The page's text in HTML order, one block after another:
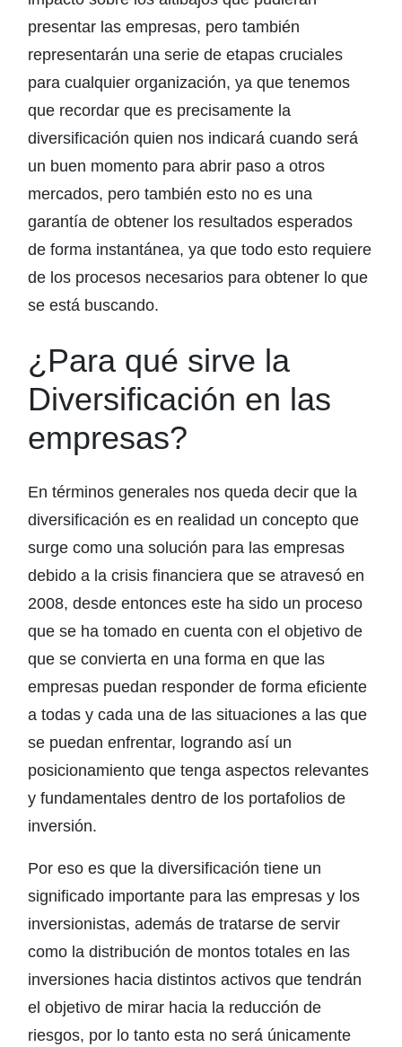
presentar las empresas, pero también
representarán una serie de etapas cruciales
para cualquier organización, ya que tenemos
que recordar que es precisamente la
diversificación quien nos indicará cuando será
un buen momento para abrir paso a otros
mercados, pero también esto no es una
garantía de obtener los resultados esperados
de forma instantánea, ya que todo esto requiere
de los procesos necesarios para obtener lo que
se está buscando.
¿Para qué sirve la
Diversificación en las
empresas?
En términos generales nos queda decir que la
diversificación es en realidad un concepto que
surge como una solución para las empresas
debido a la crisis financiera que se atravesó en
2008, desde entonces este ha sido un proceso
que se ha tomado en cuenta con el objetivo de
que se convierta en una forma en que las
empresas puedan responder de forma eficiente
a todas y cada una de las situaciones a las que
se puedan enfrentar, logrando así un
posicionamiento que tenga aspectos relevantes
y fundamentales dentro de los portafolios de
inversión.
Por eso es que la diversificación tiene un
significado importante para las empresas y los
inversionistas, además de tratarse de servir
como la distribución de montos totales en las
inversiones hacia distintos activos que tendrán
el objetivo de mirar hacia la reducción de
riesgos, por lo tanto esta no será únicamente